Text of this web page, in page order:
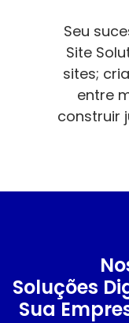
Seu
Site
sites;
entre
construir
Soluções
Sua